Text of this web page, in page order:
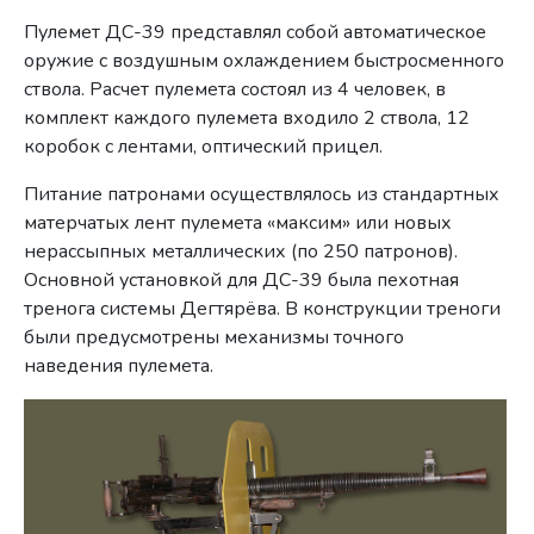
Пулемет ДС-39 представлял собой автоматическое
оружие с воздушным охлаждением быстросменного
ствола. Расчет пулемета состоял из 4 человек, в
комплект каждого пулемета входило 2 ствола, 12
коробок с лентами, оптический прицел.
Питание патронами осуществлялось из стандартных
матерчатых лент пулемета «максим» или новых
нерассыпных металлических (по 250 патронов).
Основной установкой для ДС-39 была пехотная
тренога системы Дегтярёва. В конструкции треноги
были предусмотрены механизмы точного
наведения пулемета.